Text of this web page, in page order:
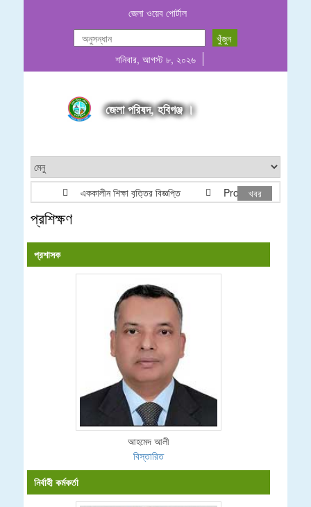
জেলা ওয়েব পোর্টাল
শনিবার, আগস্ট ৮, ২০২৬
জেলা পরিষদ, হবিগঞ্জ ।
এককালীন শিক্ষা বৃত্তির বিজ্ঞপ্তি Project list ADP &
খবর
প্রশিক্ষণ
প্রশাসক
আহমেদ আলী
বিস্তারিত
নির্বাহী কর্মকর্তা